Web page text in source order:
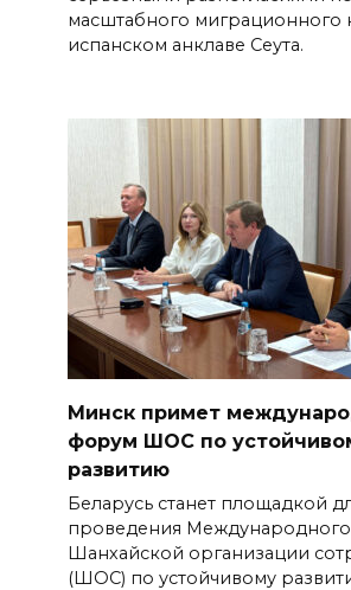
масштабного миграционного
испанском анклаве Сеута.
Минск примет
форум ШОС по
развитию
Беларусь станет площадкой
проведения
Шанхайской организации
(ШОС) по устойчивому